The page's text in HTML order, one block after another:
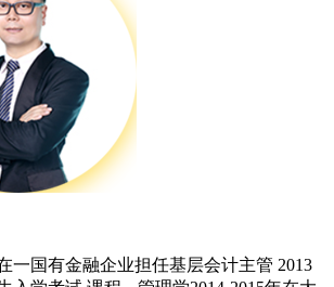
一国有金融企业担任基层会计主管 2013